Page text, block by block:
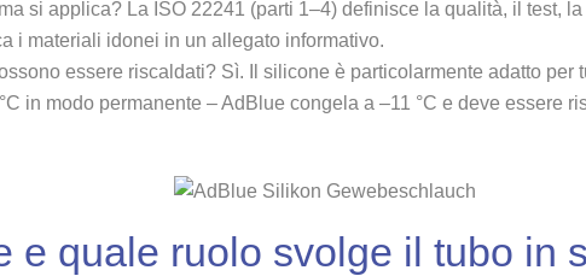
si applica? La ISO 22241 (parti 1–4) definisce la qualità, il test,
i materiali idonei in un allegato informativo.
essere riscaldati? Sì. Il silicone è particolarmente adatto
in modo permanente – AdBlue congela a –11 °C e deve essere
e quale ruolo svolge il tubo in